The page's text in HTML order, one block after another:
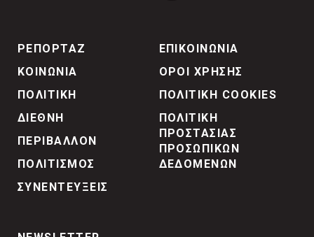
ΡΕΠΟΡΤΑΖ
ΚΟΙΝΩΝΙΑ
ΠΟΛΙΤΙΚΗ
ΔΙΕΘΝΗ
ΠΕΡΙΒΑΛΛΟΝ
ΠΟΛΙΤΙΣΜΟΣ
ΣΥΝΕΝΤΕΥΞΕΙΣ
ΕΠΙΚΟΙΝΩΝΙΑ
ΟΡΟΙ ΧΡΗΣΗΣ
ΠΟΛΙΤΙΚΗ COOKIES
ΠΟΛΙΤΙΚΗ
ΠΡΟΣΤΑΣΙΑΣ
ΠΡΟΣΩΠΙΚΩΝ
ΔΕΔΟΜΕΝΩΝ